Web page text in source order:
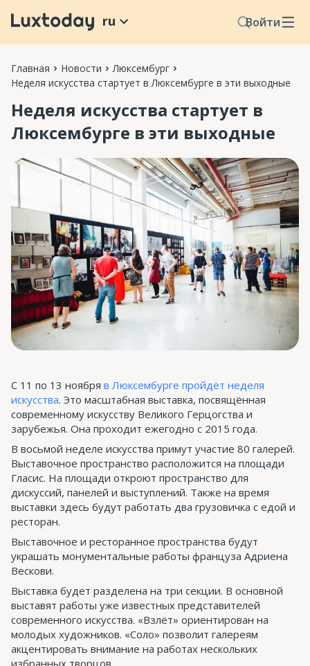
Войти
ru
Главная Новости
Люксембург
Неделя искусства стартует в Люксембурге в эти выходные
Неделя искусства стартует в
Люксембурге в эти выходные
С 11 по 13 ноября в Люксембурге пройдёт неделя
искусства. Это масштабная выставка, посвящённая
современному искусству Великого Герцогства и
зарубежья. Она проходит ежегодно с 2015 года.
В восьмой неделе искусства примут участие 80 галерей.
Выставочное пространство расположится на площади
Гласис. На площади откроют пространство для
дискуссий, панелей и выступлений. Также на время
выставки здесь будут работать два грузовичка с едой и
ресторан.
Выставочное и ресторанное пространства будут
украшать монументальные работы француза Адриена
Вескови.
Выставка будет разделена на три секции. В основной
выставят работы уже известных представителей
современного искусства. «Взлёт» ориентирован на
молодых художников. «Соло» позволит галереям
акцентировать внимание на работах нескольких
избранных творцов.